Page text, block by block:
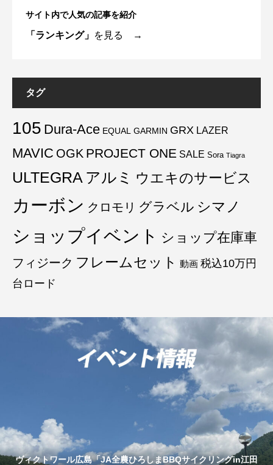
サイト内で人気の記事を紹介
「ランキング」 を見る →
タグ
105 Dura-Ace EQUAL GARMIN GRX LAZER
MAVIC OGK PROJECT ONE SALE Sora Tiagra
ULTEGRA アルミ ウエキのサービス
カーボン クロモリ グラベル シマノ
ショップイベント ショップ在庫車
フィジーク フレームセット 動画 税込10万円
台ロード
ヴィクトワール広島「JA全農ひろしまBBQサイクリングin江田